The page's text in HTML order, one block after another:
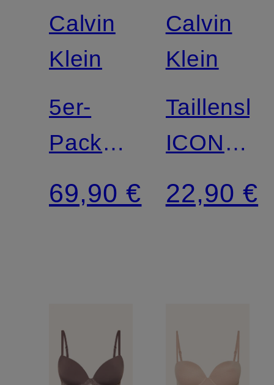
Calvin
Klein
5er-
Pack
Slips
EXTRA
69,90 €
Mix &
Match
Calvin
Klein
Taillenslip
ICON
LACE
22,90 €